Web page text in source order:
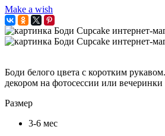
Make a wish
Боди белого цвета с коротким
декором на фотосессии или
Размер
3-6 мес